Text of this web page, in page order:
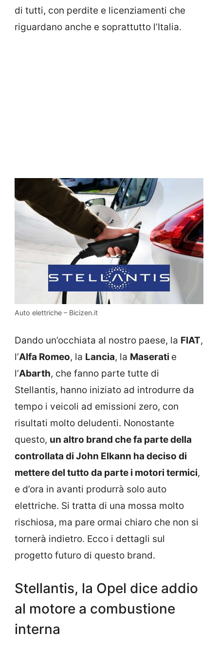
di tutti, con perdite e licenziamenti che
riguardano anche e soprattutto l’Italia.
Auto elettriche – Bicizen.it
Dando un’occhiata al nostro paese, la FIAT,
l’Alfa Romeo, la Lancia, la Maserati e
l’Abarth, che fanno parte tutte di
Stellantis, hanno iniziato ad introdurre da
tempo i veicoli ad emissioni zero, con
risultati molto deludenti. Nonostante
questo, un altro brand che fa parte della
controllata di John Elkann ha deciso di
mettere del tutto da parte i motori termici,
e d’ora in avanti produrrà solo auto
elettriche. Si tratta di una mossa molto
rischiosa, ma pare ormai chiaro che non si
tornerà indietro. Ecco i dettagli sul
progetto futuro di questo brand.
Stellantis, la Opel dice addio
al motore a combustione
interna